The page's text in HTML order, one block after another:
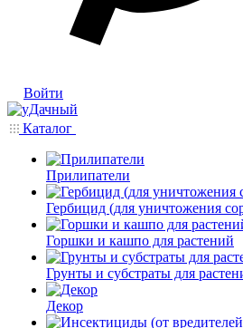
Войти
Каталог
Прилипатели
Гербицид (для уничтожения
Горшки и кашпо для растений
Грунты и субстраты для
Декор